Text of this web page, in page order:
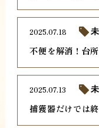
不便を解消！台
2025.07.18
捕獲器だけでは
2025.07.13